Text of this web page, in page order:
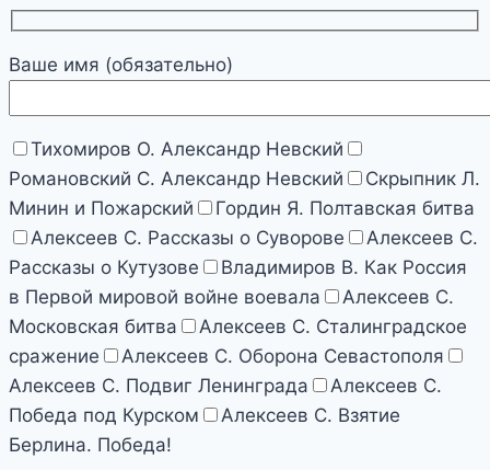
Ваше имя (обязательно)
Тихомиров О. Александр Невский
Романовский С. Александр Невский
Скрыпник Л.
Минин и Пожарский
Гордин Я. Полтавская битва
Алексеев С. Рассказы о Суворове
Алексеев С.
Рассказы о Кутузове
Владимиров В. Как Россия
в Первой мировой войне воевала
Алексеев С.
Московская битва
Алексеев С. Сталинградское
сражение
Алексеев С. Оборона Севастополя
Алексеев С. Подвиг Ленинграда
Алексеев С.
Победа под Курском
Алексеев С. Взятие
Берлина. Победа!